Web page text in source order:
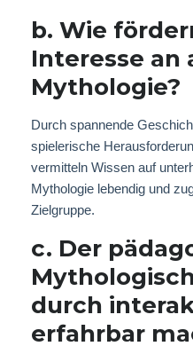
b. Wie
Interesse an
Mythologie?
Durch spannende
spielerische
vermitteln Wissen auf
Mythologie lebendig und
Zielgruppe.
c. Der
durch
erfahrbar